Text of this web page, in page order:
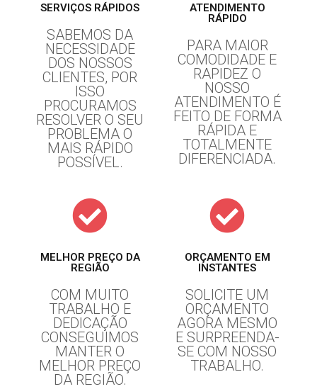
SERVIÇOS RÁPIDOS
SABEMOS DA
NECESSIDADE
DOS NOSSOS
CLIENTES, POR
ISSO
PROCURAMOS
RESOLVER O SEU
PROBLEMA O
MAIS RÁPIDO
POSSÍVEL.
ATENDIMENTO
RÁPIDO
PARA MAIOR
COMODIDADE E
RAPIDEZ O
NOSSO
ATENDIMENTO É
FEITO DE FORMA
RÁPIDA E
TOTALMENTE
DIFERENCIADA.
MELHOR PREÇO DA
REGIÃO
COM MUITO
TRABALHO E
DEDICAÇÃO
CONSEGUIMOS
MANTER O
MELHOR PREÇO
DA REGIÃO.
ORÇAMENTO EM
INSTANTES
SOLICITE UM
ORÇAMENTO
AGORA MESMO
E SURPREENDA-
SE COM NOSSO
TRABALHO.